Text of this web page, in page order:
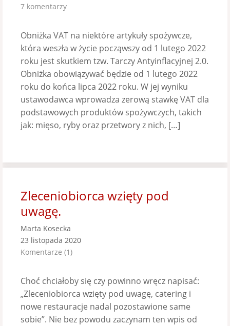
7 komentarzy
Obniżka VAT na niektóre artykuły spożywcze,
która weszła w życie począwszy od 1 lutego 2022
roku jest skutkiem tzw. Tarczy Antyinflacyjnej 2.0.
Obniżka obowiązywać będzie od 1 lutego 2022
roku do końca lipca 2022 roku. W jej wyniku
ustawodawca wprowadza zerową stawkę VAT dla
podstawowych produktów spożywczych, takich
jak: mięso, ryby oraz przetwory z nich, […]
Zleceniobiorca wzięty pod
uwagę.
Marta Kosecka
23 listopada 2020
Komentarze (1)
Choć chciałoby się czy powinno wręcz napisać:
„Zleceniobiorca wzięty pod uwagę, catering i
nowe restauracje nadal pozostawione same
sobie”. Nie bez powodu zaczynam ten wpis od